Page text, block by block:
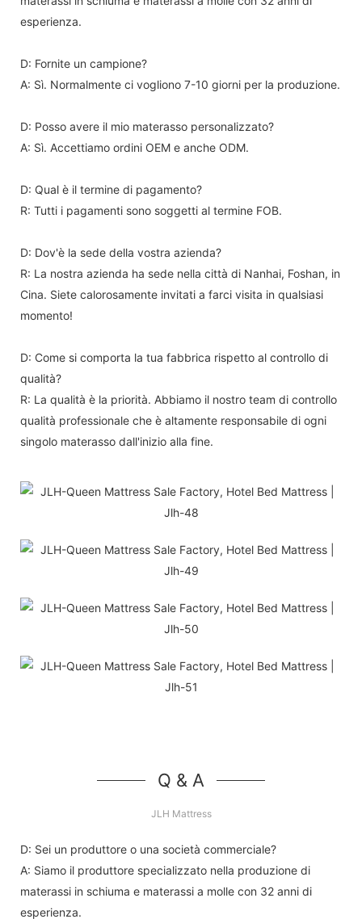
esperienza.
D: Fornite un campione?
A: Sì. Normalmente ci vogliono 7-10 giorni per la produzione.
D: Posso avere il mio materasso personalizzato?
A: Sì. Accettiamo ordini OEM e anche ODM.
D: Qual è il termine di pagamento?
R: Tutti i pagamenti sono soggetti al termine FOB.
D: Dov'è la sede della vostra azienda?
R: La nostra azienda ha sede nella città di Nanhai, Foshan, in
Cina. Siete calorosamente invitati a farci visita in qualsiasi
momento!
D: Come si comporta la tua fabbrica rispetto al controllo di
qualità?
R: La qualità è la priorità. Abbiamo il nostro team di controllo
qualità professionale che è altamente responsabile di ogni
singolo materasso dall'inizio alla fine.
Q & A
JLH Mattress
D: Sei un produttore o una società commerciale?
A: Siamo il produttore specializzato nella produzione di
materassi in schiuma e materassi a molle con 32 anni di
esperienza.